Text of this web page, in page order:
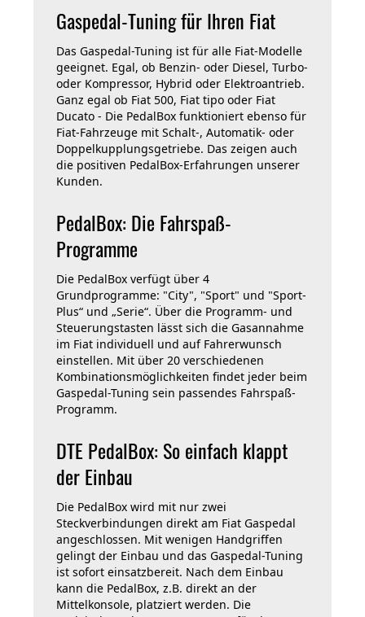
Gaspedal-Tuning für Ihren Fiat
Das Gaspedal-Tuning ist für alle Fiat-Modelle
geeignet. Egal, ob Benzin- oder Diesel, Turbo-
oder Kompressor, Hybrid oder Elektroantrieb.
Ganz egal ob Fiat 500, Fiat tipo oder Fiat
Ducato - Die PedalBox funktioniert ebenso für
Fiat-Fahrzeuge mit Schalt-, Automatik- oder
Doppelkupplungsgetriebe. Das zeigen auch
die positiven PedalBox-Erfahrungen unserer
Kunden.
PedalBox: Die Fahrspaß-
Programme
Die PedalBox verfügt über 4
Grundprogramme: "City", "Sport" und "Sport-
Plus“ und „Serie“. Über die Programm- und
Steuerungstasten lässt sich die Gasannahme
im Fiat individuell und auf Fahrerwunsch
einstellen. Mit über 20 verschiedenen
Kombinationsmöglichkeiten findet jeder beim
Gaspedal-Tuning sein passendes Fahrspaß-
Programm.
DTE PedalBox: So einfach klappt
der Einbau
Die PedalBox wird mit nur zwei
Steckverbindungen direkt am Fiat Gaspedal
angeschlossen. Mit wenigen Handgriffen
gelingt der Einbau und das Gaspedal-Tuning
ist sofort einsatzbereit. Nach dem Einbau
kann die PedalBox, z.B. direkt an der
Mittelkonsole, platziert werden. Die